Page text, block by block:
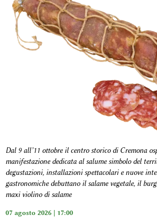
Dal 9 all’11 ottobre il centro storico di Cremona
manifestazione dedicata al salume simbolo del
degustazioni, installazioni spettacolari e nuove
gastronomiche debuttano il salame vegetale, il
maxi violino di salame
07 agosto 2026 | 17:00